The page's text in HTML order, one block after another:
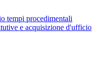
tempi procedimentali
e acquisizione d'ufficio